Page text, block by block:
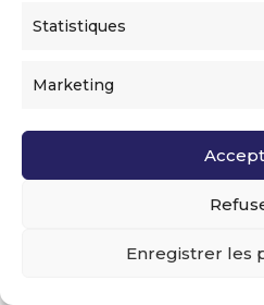
Statistiques
Marketing
Enregistrer les
Appel à orateurs
Summer 2026
Azur Tech Summer
SKEMA Business School